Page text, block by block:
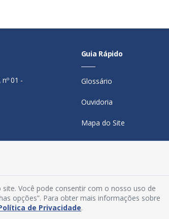
01 -
às
Guia Rápido
Glossário
Ouvidoria
Mapa do Site
Perguntas Frequentes
Política de Privacidade
Acesso Interno
Você pode consentir com o nosso uso de
opções”. Para obter mais informações sobre
de Privacidade.